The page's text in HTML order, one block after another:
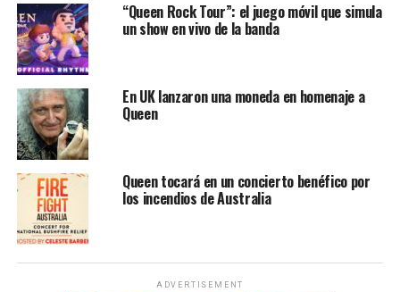
“Queen Rock Tour”: el juego móvil que simula
un show en vivo de la banda
En UK lanzaron una moneda en homenaje a
Queen
Queen tocará en un concierto benéfico por
los incendios de Australia
ADVERTISEMENT